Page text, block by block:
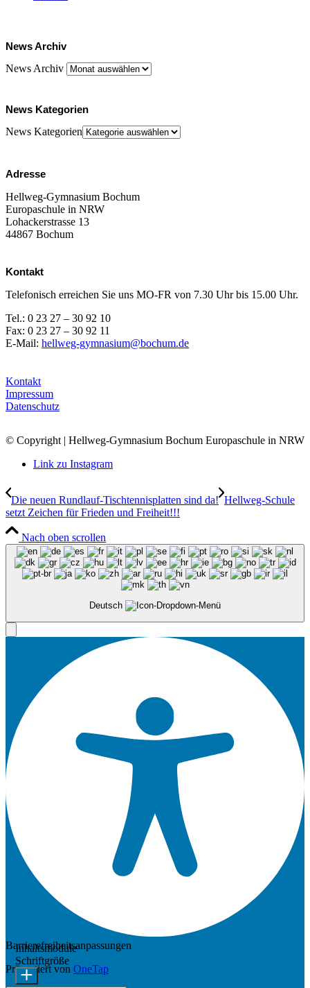
News Archiv
News Archiv
News Kategorien
News Kategorien
Adresse
Hellweg-Gymnasium Bochum
Europaschule in NRW
Lohackerstrasse 13
44867 Bochum
Kontakt
Telefonisch erreichen Sie uns MO-FR von 7.30 Uhr bis 15.00 Uhr.
Tel.: 0 23 27 – 30 92 10
Fax: 0 23 27 – 30 92 11
E-Mail: hellweg-gymnasium@bochum.de
Kontakt
Impressum
Datenschutz
© Copyright | Hellweg-Gymnasium Bochum Europaschule in NRW
Link zu Instagram
Die neuen Rundlauf-Tischtennisplatten sind da! Hellweg-Schule
setzt Zeichen für Frieden und Freiheit!!!
Nach oben scrollen
Deutsch
Barrierefreiheitsanpassungen
Präsentiert von OneTap
Inhaltsmodule
Schriftgröße